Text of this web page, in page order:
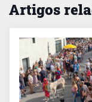
Artigos